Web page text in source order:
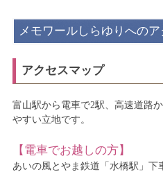
メモワールしらゆりへのア
アクセスマップ
富山駅から電車で2駅、高速道路
やすい立地です。
【電車でお越しの方】
あいの風とやま鉄道「水橋駅」下